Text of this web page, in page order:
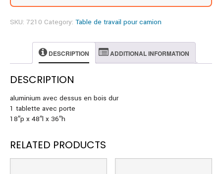
SKU: 7210 Category: Table de travail pour camion
DESCRIPTION ADDITIONAL INFORMATION
DESCRIPTION
aluminium avec dessus en bois dur
1 tablette avec porte
18″p x 48″l x 36″h
RELATED PRODUCTS